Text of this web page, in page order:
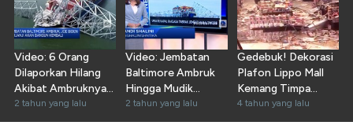
Video: 6 Orang
Dilaporkan Hilang
Akibat Ambruknya
Jembatan Baltimore
2 tahun yang lalu
Video: Jembatan
Baltimore Ambruk
Hingga Mudik
Jakarta-Malang Full
Tol
2 tahun yang lalu
Gedebuk! Dekorasi
Plafon Lippo Mall
Kemang Timpa
Pengunjung
4 tahun yang lalu